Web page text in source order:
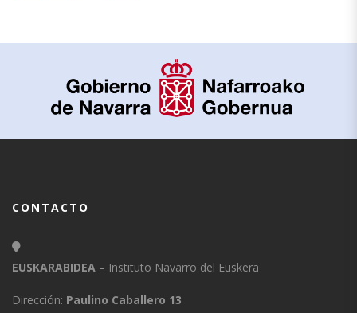
CONTACTO
EUSKARABIDEA – Instituto Navarro del Euskera
Dirección: Paulino Caballero 13